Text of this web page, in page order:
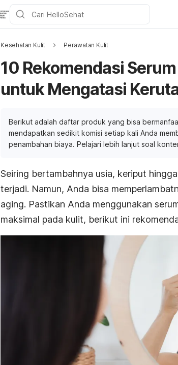
Kesehatan Kulit Perawatan Kulit
10 Rekomendasi
untuk Mengatasi
Berikut adalah daftar produk yang bisa
mendapatkan sedikit komisi setiap kali Anda
penambahan biaya. Pelajari lebih lanjut soal
Seiring bertambahnya usia, keriput
terjadi. Namun, Anda bisa
aging. Pastikan Anda menggunakan
maksimal pada kulit, berikut ini